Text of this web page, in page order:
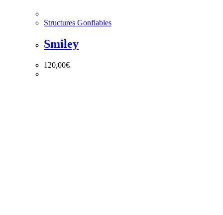
Structures Gonflables
Smiley
120,00€